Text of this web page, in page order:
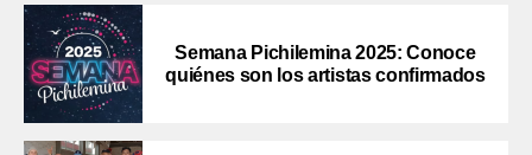
Semana Pichilemina 2025: Conoce
quiénes son los artistas confirmados